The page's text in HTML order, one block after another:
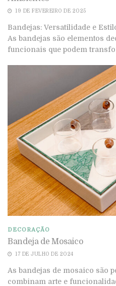
19 DE FEVEREIRO DE 2025
Bandejas: Versatilidade e
As bandejas são elementos
funcionais que podem
DECORAÇÃO
Bandeja de Mosaico
17 DE JULHO DE 2024
As bandejas de mosaico são
combinam arte e